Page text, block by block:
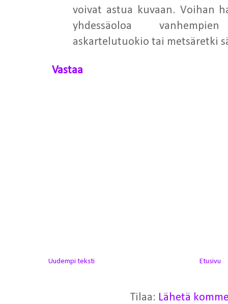
voivat astua kuvaan. Voihan
yhdessäoloa
askartelutuokio tai metsäretki
Vastaa
Uudempi teksti Etusivu
Tilaa: Lähetä